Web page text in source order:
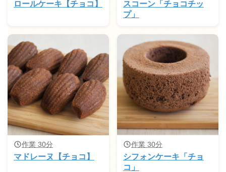
ロールケーキ【チョコ】
スコーン「チョコチッ
プ」
作業 30分
マドレーヌ【チョコ】
作業 30分
シフォンケーキ「チョ
コ」